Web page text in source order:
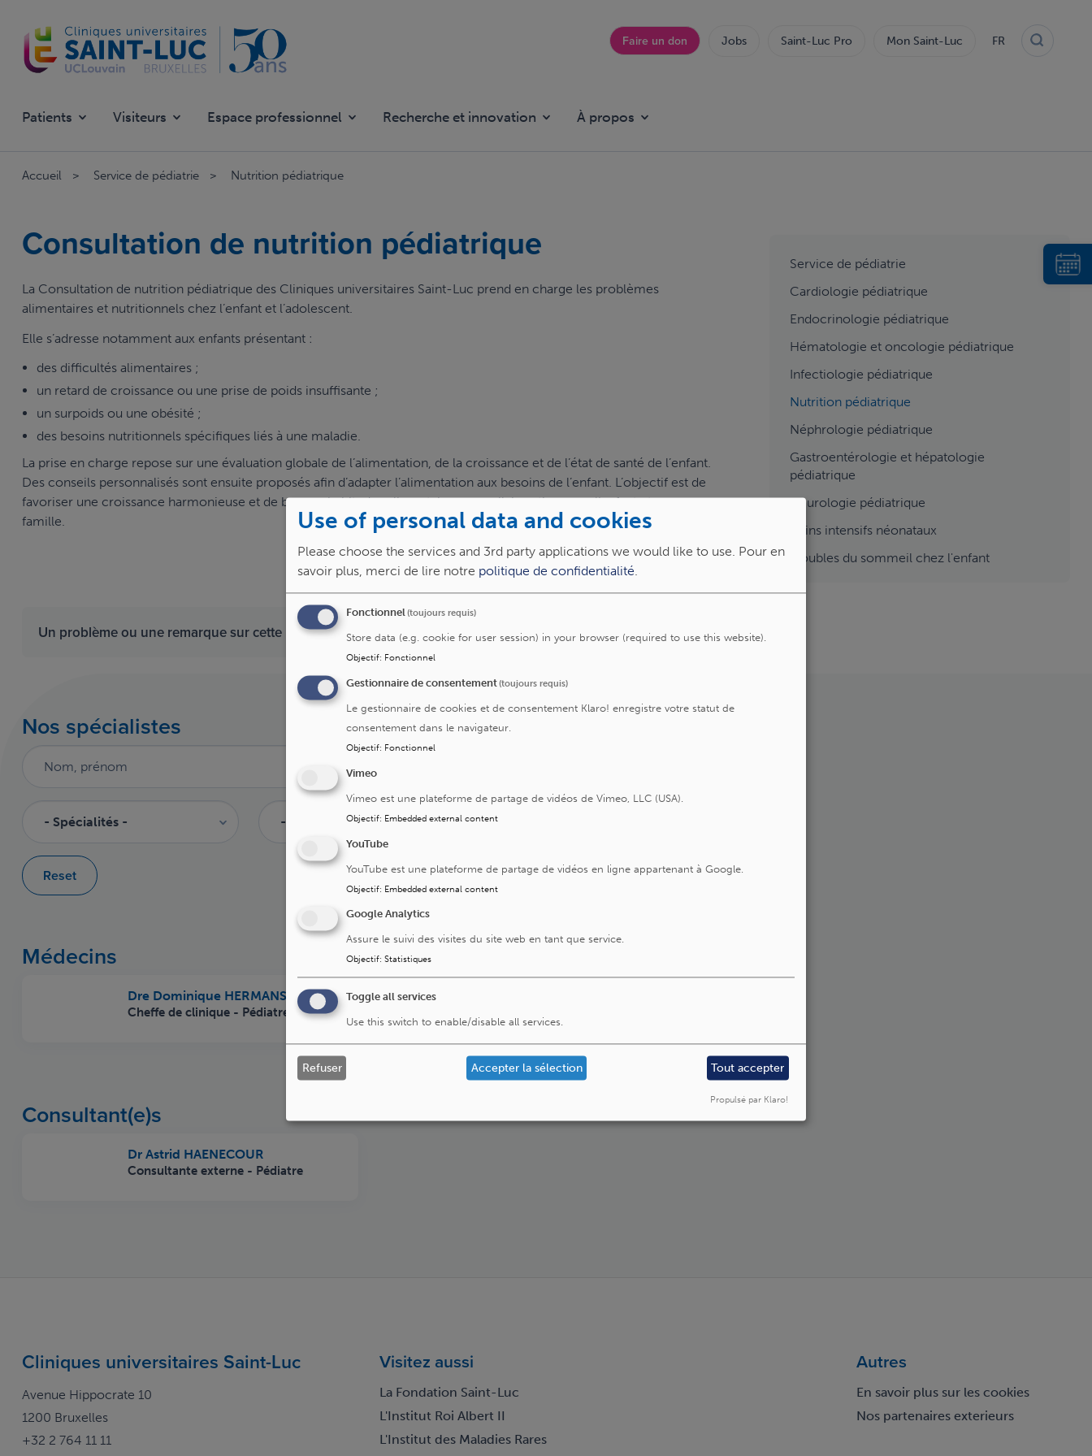
contenu
principal
TopFaire un don Jobs Saint-Luc Pro Mon Saint-Luc FR
Patients Visiteurs Espace professionnel Recherche et innovation À propos
Accueil Service de pédiatrie Nutrition pédiatrique
Consultation de nutrition pédiatrique
La Consultation de nutrition pédiatrique des Cliniques universitaires Saint-Luc prend en charge les problèmes
alimentaires et nutritionnels chez l’enfant et l’adolescent.
Elle s’adresse notamment aux enfants présentant :
des difficultés alimentaires ;
un retard de croissance ou une prise de poids insuffisante ;
un surpoids ou une obésité ;
des besoins nutritionnels spécifiques liés à une maladie.
La prise en charge repose sur une évaluation globale de l’alimentation, de la croissance et de l’état de santé de l’enfant.
Des conseils personnalisés sont ensuite proposés afin d’adapter l’alimentation aux besoins de l’enfant. L’objectif est de
favoriser une croissance harmonieuse et de bonnes habitudes alimentaires, en collaboration avec l’enfant et sa
famille.
aside
menu
Service de pédiatrie
Cardiologie pédiatrique
Endocrinologie pédiatrique
Hématologie et oncologie pédiatrique
Infectiologie pédiatrique
Nutrition pédiatrique
Néphrologie pédiatrique
Gastroentérologie et hépatologie
pédiatrique
Neurologie pédiatrique
Soins intensifs néonataux
Troubles du sommeil chez l'enfant
Un problème ou une remarque sur cette page ? Dites-le-nous
Nos spécialistes
Reset
Médecins
Dre Dominique HERMANS
Cheffe de clinique - Pédiatre
Consultant(e)s
Dr Astrid HAENECOUR
Consultante externe - Pédiatre
Cliniques universitaires Saint-Luc
Avenue Hippocrate 10
1200 Bruxelles
+32 2 764 11 11
Visitez aussi
La Fondation Saint-Luc
L'Institut Roi Albert II
L'Institut des Maladies Rares
Autres
En savoir plus sur les cookies
Nos partenaires exterieurs
Use of personal data and cookies
Please choose the services and 3rd party applications we would like to use. Pour en
savoir plus, merci de lire notre politique de confidentialité.
Fonctionnel(toujours requis)
Store data (e.g. cookie for user session) in your browser (required to use this website).
Objectif: Fonctionnel
Gestionnaire de consentement(toujours requis)
Le gestionnaire de cookies et de consentement Klaro! enregistre votre statut de
consentement dans le navigateur.
Objectif: Fonctionnel
Vimeo
Vimeo est une plateforme de partage de vidéos de Vimeo, LLC (USA).
Objectif: Embedded external content
YouTube
YouTube est une plateforme de partage de vidéos en ligne appartenant à Google.
Objectif: Embedded external content
Google Analytics
Assure le suivi des visites du site web en tant que service.
Objectif: Statistiques
Toggle all services
Use this switch to enable/disable all services.
Refuser Accepter la sélection Tout accepter
Propulsé par Klaro!